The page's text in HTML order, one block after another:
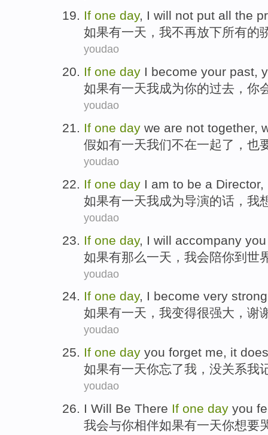
If one day, I will not put all the
如果有一天 ， 我不再放下所有的
youdao
If one day I become your past,
如果有一天我成为你的过去 ， 你
youdao
If one day we are not together,
假如有一天我们不在一起了，也
youdao
If one day I am to be a Director,
如果有一天我成为导演的话 ，我
youdao
If one day, I will accompany you
如果有那么一天 ， 我会陪你到世
youdao
If one day, I become very strong
如果有一天 ， 我变得很强大 ， 谢
youdao
If one day you forget me, it
如果有一天你忘了我 ， 没关系我
youdao
I Will Be There If one day you
我会与你相伴如果有一天你想要